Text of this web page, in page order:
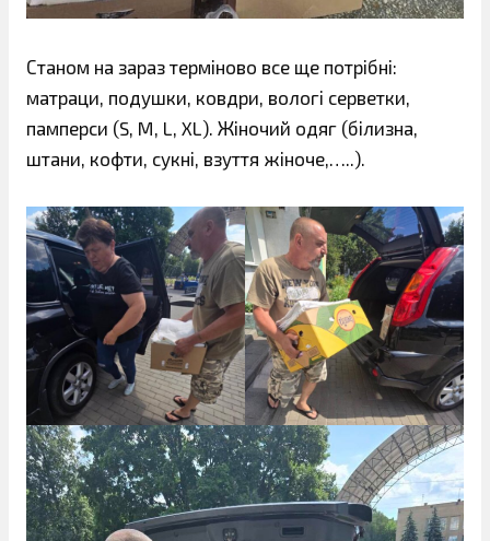
Станом на зараз терміново все ще потрібні:
матраци, подушки, ковдри, вологі серветки,
памперси (S, M, L, XL). Жіночий одяг (білизна,
штани, кофти, сукні, взуття жіноче,…..).